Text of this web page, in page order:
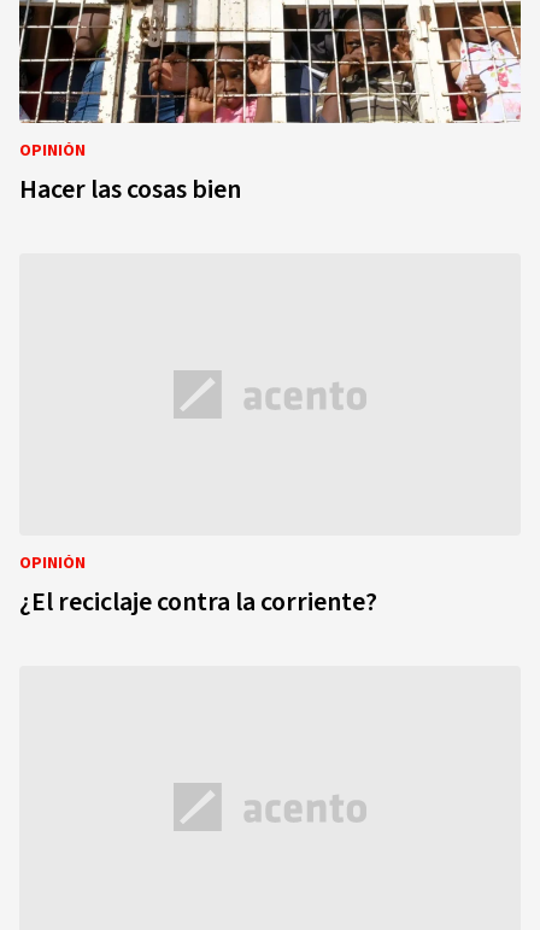
OPINIÓN
Hacer las cosas bien
OPINIÓN
¿El reciclaje contra la corriente?